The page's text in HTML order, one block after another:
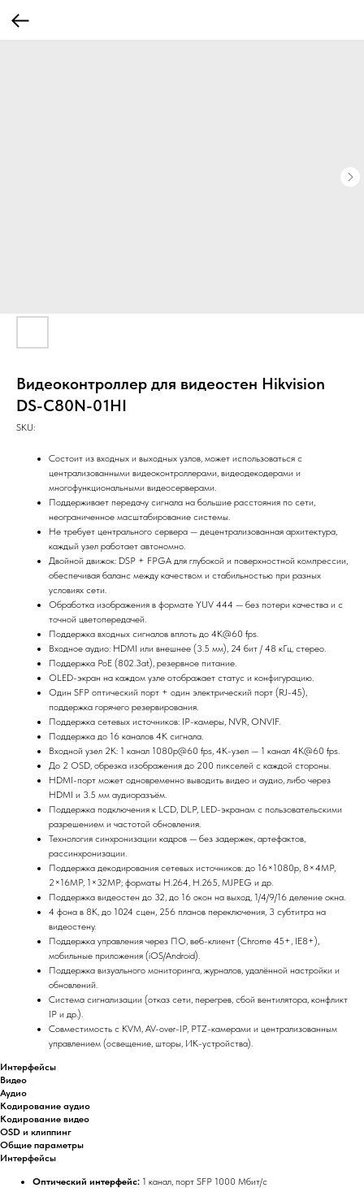
Видеоконтроллер для видеостен Hikvision
DS-C80N-01HI
SKU:
Состоит из входных и выходных узлов, может использоваться с
централизованными видеоконтроллерами, видеодекодерами и
многофункциональными видеосерверами.
Поддерживает передачу сигнала на большие расстояния по сети,
неограниченное масштабирование системы.
Не требует центрального сервера — децентрализованная архитектура,
каждый узел работает автономно.
Двойной движок: DSP + FPGA для глубокой и поверхностной компрессии,
обеспечивая баланс между качеством и стабильностью при разных
условиях сети.
Обработка изображения в формате YUV 444 — без потери качества и с
точной цветопередачей.
Поддержка входных сигналов вплоть до 4K@60 fps.
Входное аудио: HDMI или внешнее (3.5 мм), 24 бит / 48 кГц, стерео.
Поддержка PoE (802.3at), резервное питание.
OLED-экран на каждом узле отображает статус и конфигурацию.
Один SFP оптический порт + один электрический порт (RJ-45),
поддержка горячего резервирования.
Поддержка сетевых источников: IP-камеры, NVR, ONVIF.
Поддержка до 16 каналов 4K сигнала.
Входной узел 2K: 1 канал 1080p@60 fps, 4K-узел — 1 канал 4K@60 fps.
До 2 OSD, обрезка изображения до 200 пикселей с каждой стороны.
HDMI-порт может одновременно выводить видео и аудио, либо через
HDMI и 3.5 мм аудиоразъём.
Поддержка подключения к LCD, DLP, LED-экранам с пользовательскими
разрешением и частотой обновления.
Технология синхронизации кадров — без задержек, артефактов,
рассинхронизации.
Поддержка декодирования сетевых источников: до 16×1080p, 8×4MP,
2×16MP, 1×32MP; форматы H.264, H.265, MJPEG и др.
Поддержка видеостен до 32, до 16 окон на выход, 1/4/9/16 деление окна.
4 фона в 8K, до 1024 сцен, 256 планов переключения, 3 субтитра на
видеостену.
Поддержка управления через ПО, веб-клиент (Chrome 45+, IE8+),
мобильные приложения (iOS/Android).
Поддержка визуального мониторинга, журналов, удалённой настройки и
обновлений.
Система сигнализации (отказ сети, перегрев, сбой вентилятора, конфликт
IP и др.).
Совместимость с KVM, AV-over-IP, PTZ-камерами и централизованным
управлением (освещение, шторы, ИК-устройства).
Интерфейсы
Видео
Аудио
Кодирование аудио
Кодирование видео
OSD и клиппинг
Общие параметры
Интерфейсы
Оптический интерфейс: 1 канал, порт SFP 1000 Мбит/с